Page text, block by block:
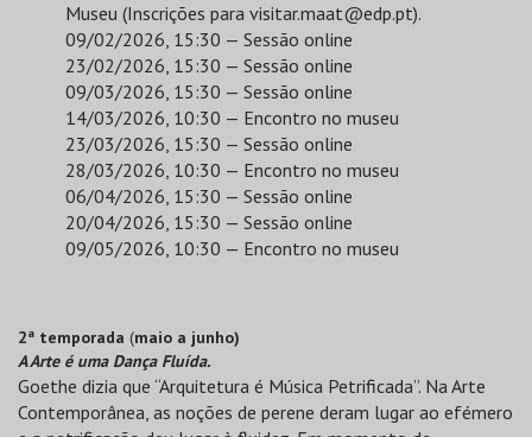
Museu (Inscrições para visitar.maat@edp.pt).
09/02/2026, 15:30 — Sessão online
23/02/2026, 15:30 — Sessão online
09/03/2026, 15:30 — Sessão online
14/03/2026, 10:30 — Encontro no museu
23/03/2026, 15:30 — Sessão online
28/03/2026, 10:30 — Encontro no museu
06/04/2026, 15:30 — Sessão online
20/04/2026, 15:30 — Sessão online
09/05/2026, 10:30 — Encontro no museu
2ª temporada (maio a junho)
A Arte é uma Dança Fluída.
Goethe dizia que “Arquitetura é Música Petrificada”. Na Arte
Contemporânea, as noções de perene deram lugar ao efémero